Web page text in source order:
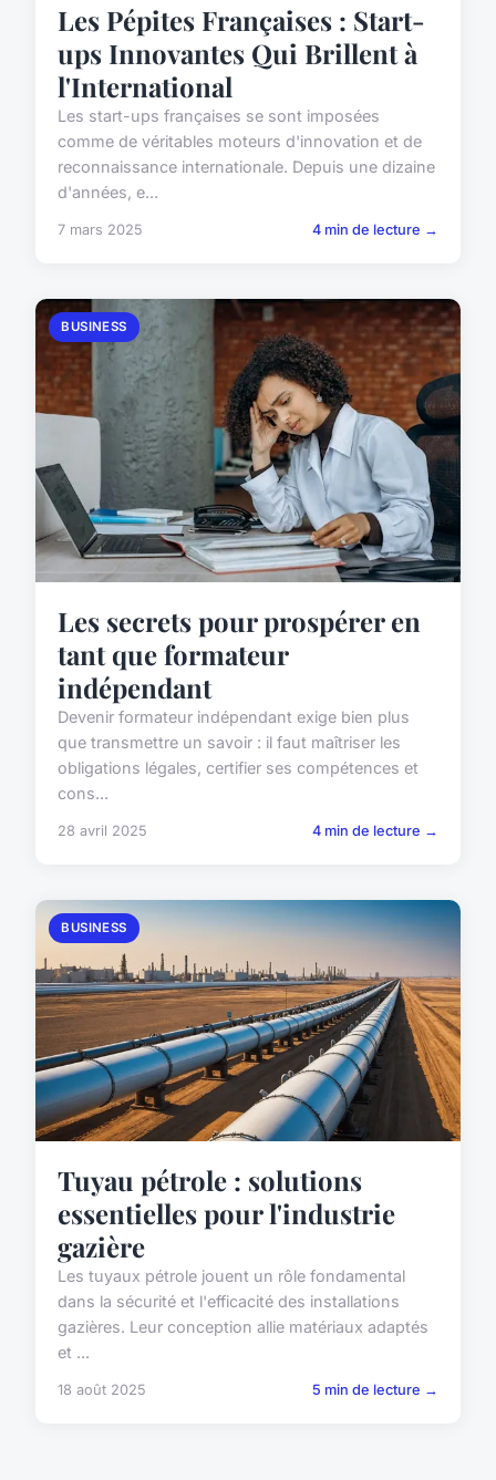
Les Pépites Françaises : Start-
ups Innovantes Qui Brillent à
l'International
Les start-ups françaises se sont imposées
comme de véritables moteurs d'innovation et de
reconnaissance internationale. Depuis une dizaine
d'années, e...
7 mars 2025 4 min de lecture →
BUSINESS
Les secrets pour prospérer en
tant que formateur
indépendant
Devenir formateur indépendant exige bien plus
que transmettre un savoir : il faut maîtriser les
obligations légales, certifier ses compétences et
cons...
28 avril 2025 4 min de lecture →
BUSINESS
Tuyau pétrole : solutions
essentielles pour l'industrie
gazière
Les tuyaux pétrole jouent un rôle fondamental
dans la sécurité et l'efficacité des installations
gazières. Leur conception allie matériaux adaptés
et ...
18 août 2025 5 min de lecture →